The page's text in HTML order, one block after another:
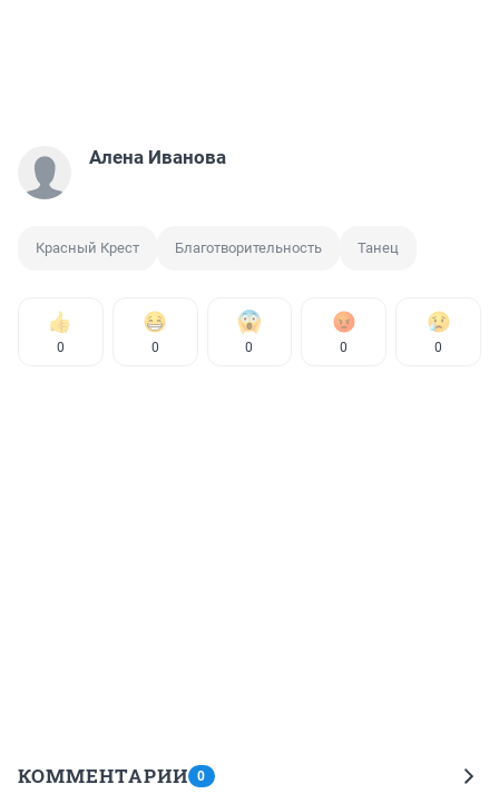
Алена Иванова
Красный Крест Благотворительность Танец
0 0 0 0 0
КОММЕНТАРИИ 0